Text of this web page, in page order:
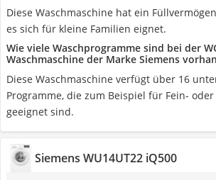
Diese Waschmaschine hat ein
es sich für kleine Familien eignet.
Wie viele Waschprogramme sind bei der
Waschmaschine der Marke Siemens
Diese Waschmaschine verfügt über 16
Programme, die zum Beispiel für Fein-
geeignet sind.
Siemens WU14UT22 iQ500